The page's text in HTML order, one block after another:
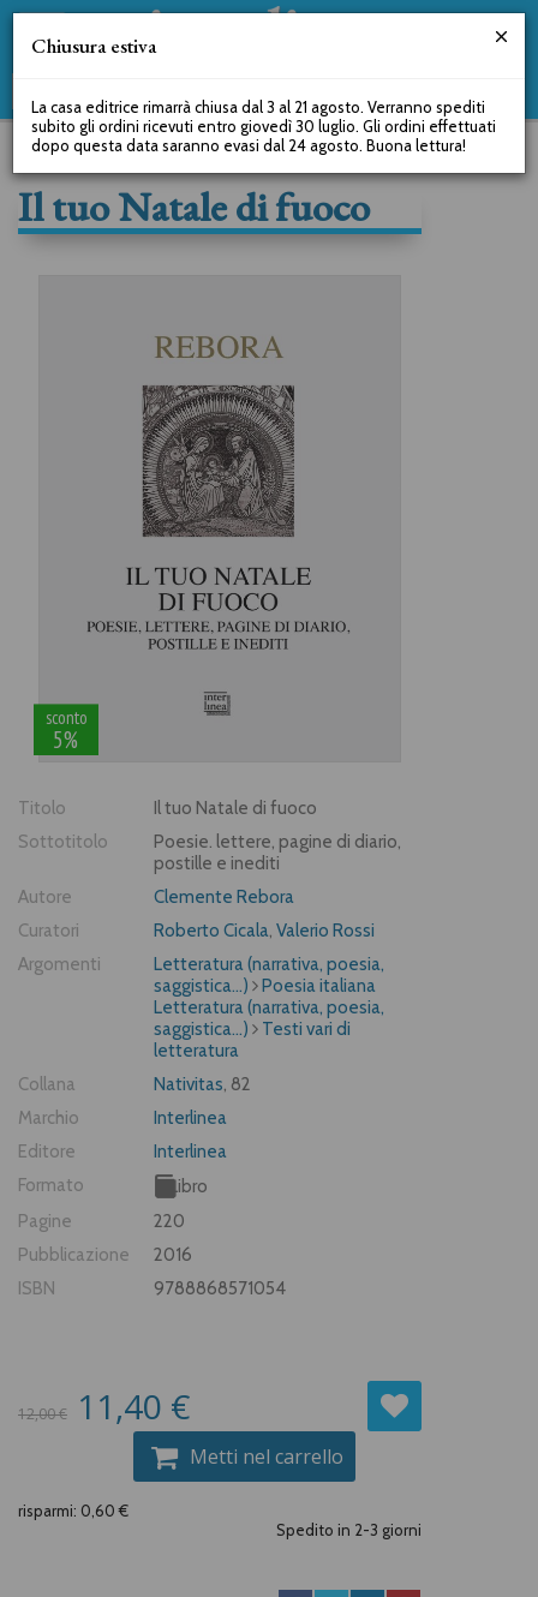
Il tuo Natale di fuoco
sconto
5%
Titolo
Il tuo Natale di fuoco
Sottotitolo
Poesie. lettere, pagine di diario,
postille e inediti
Autore
Clemente Rebora
Curatori
Roberto Cicala, Valerio Rossi
Argomenti
Letteratura (narrativa, poesia,
saggistica...)
Poesia italiana
Letteratura (narrativa, poesia,
saggistica...)
Testi vari di
letteratura
Collana
Nativitas, 82
Marchio
Interlinea
Editore
Interlinea
Formato
Libro
Pagine
220
Pubblicazione
2016
ISBN
9788868571054
12,00 € 11,40 €
Metti nel carrello
risparmi: 0,60 €
Spedito in 2-3 giorni
Chiusura estiva
La casa editrice rimarrà chiusa dal 3 al 21 agosto. Verranno spediti
subito gli ordini ricevuti entro giovedì 30 luglio. Gli ordini effettuati
dopo questa data saranno evasi dal 24 agosto. Buona lettura!